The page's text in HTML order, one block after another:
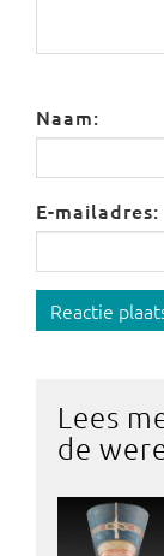
Naam:
E-mailadres:
Reactie
Lees
de